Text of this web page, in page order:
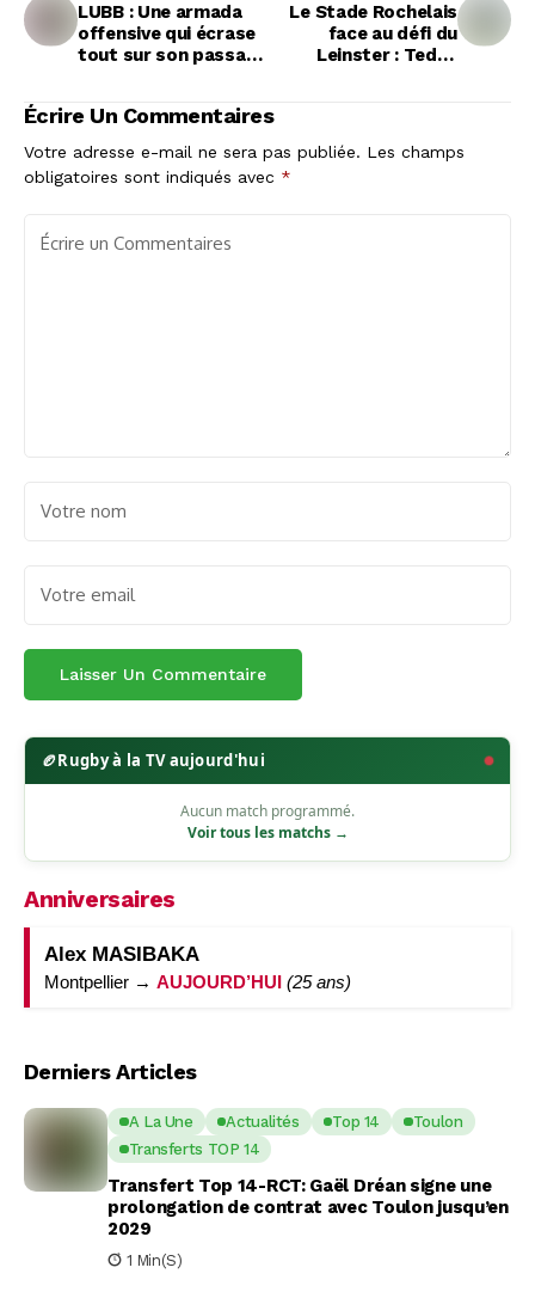
LUBB : Une armada
offensive qui écrase
tout sur son passage
Le Stade Rochelais
face au défi du
Leinster : Teddy
Écrire Un Commentaires
Votre adresse e-mail ne sera pas publiée. Les champs
obligatoires sont indiqués avec *
🏉Rugby à la TV aujourd'hui
Aucun match programmé.
Voir tous les matchs →
Anniversaires
Alex MASIBAKA
Montpellier → AUJOURD’HUI (25 ans)
Derniers Articles
A La Une Actualités Top 14
Toulon
Transferts TOP 14
Transfert Top 14-RCT: Gaël Dréan signe une
prolongation de contrat avec Toulon jusqu’en
2029
1 Min(s)